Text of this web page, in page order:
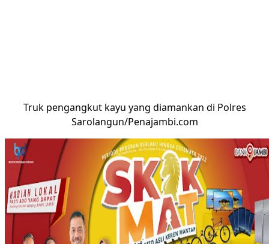
Truk pengangkut kayu yang diamankan di Polres
Sarolangun/Penajambi.com